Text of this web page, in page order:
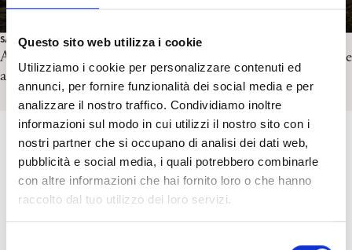
Questo sito web utilizza i cookie
Utilizziamo i cookie per personalizzare contenuti ed
annunci, per fornire funzionalità dei social media e per
analizzare il nostro traffico. Condividiamo inoltre
informazioni sul modo in cui utilizzi il nostro sito con i
nostri partner che si occupano di analisi dei dati web,
pubblicità e social media, i quali potrebbero combinarle
con altre informazioni che hai fornito loro o che hanno
raccolto dal tuo utilizzo dei loro servizi.
SALUTE MENTALE E PSICOANALISI
Al di là dei principi della Corte Costituzionale. Brevi note
a margine della sentenza 76/2025. M. Marchetti